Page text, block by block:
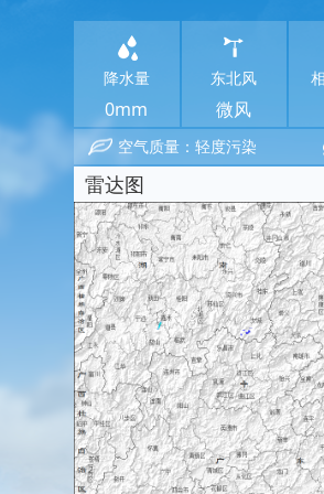
降水量
0mm
东北风
微风
空气质量：轻度污染
雷达图